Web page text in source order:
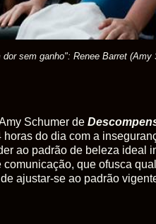
dor sem ganho": Renee Barret
Schumer de
do dia com a
ao padrão de beleza ideal
comunicação, que ofusca
ajustar-se ao padrão